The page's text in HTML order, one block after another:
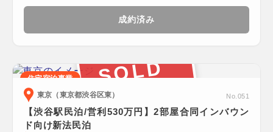
成約済み
SOLD
住宅宿泊事業
東京（東京都渋谷区東）
No.051
【渋谷駅民泊/営利530万円】2部屋合同インバウン
ド向け新法民泊